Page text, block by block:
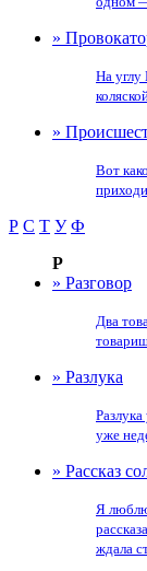
»
На
»
Вот
Р С Т У Ф
Р
» Разговор
Два
» Разлука
уже
» Рассказ
Я
ждала